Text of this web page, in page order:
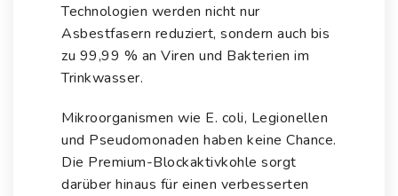
Technologien werden nicht nur
Asbestfasern reduziert, sondern auch bis
zu 99,99 % an Viren und Bakterien im
Trinkwasser.
Mikroorganismen wie E. coli, Legionellen
und Pseudomonaden haben keine Chance.
Die Premium-Blockaktivkohle sorgt
darüber hinaus für einen verbesserten